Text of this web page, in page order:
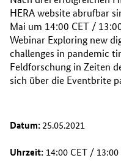
HERA website abrufbar
Mai um 14:00 CET /
Webinar Exploring new
challenges in pandemic
Feldforschung in Zeiten
sich über die Eventbrite
Datum:25.05.2021
Uhrzeit: 14:00 CET / 13:00